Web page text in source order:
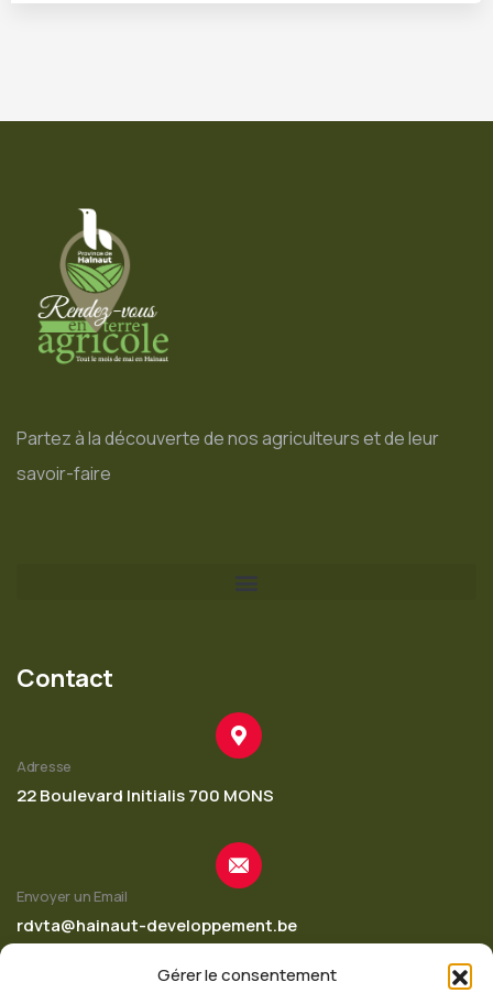
Gérer le consentement
Partez à la découverte de nos agriculteurs et de leur
savoir-faire
Contact
Adresse
22 Boulevard Initialis 700 MONS
Envoyer un Email
rdvta@hainaut-developpement.be